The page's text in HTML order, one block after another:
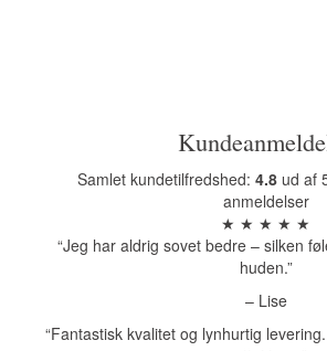
Samlet kundetilfredshed:4.8 ud af
anmeldelser
★ ★ ★ ★ ★
“Jeg har aldrig sovet bedre – silken
huden.”
– Lise
“Fantastisk kvalitet og lynhurtig